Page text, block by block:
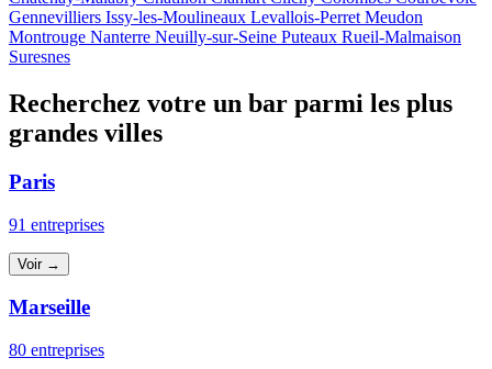
Gennevilliers Issy-les-Moulineaux Levallois-Perret Meudon
Montrouge Nanterre Neuilly-sur-Seine Puteaux Rueil-Malmaison
Suresnes
Recherchez votre un bar parmi les plus
grandes villes
Paris
91 entreprises
Voir →
Marseille
80 entreprises